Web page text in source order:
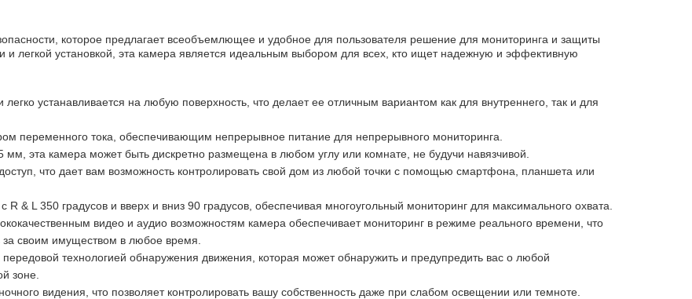
которое предлагает всеобъемлющее и удобное для пользователя решение для мониторинга и защиты
легкой установкой, эта камера является идеальным выбором для всех, кто ищет надежную и эффективную
устанавливается на любую поверхность, что делает ее отличным вариантом как для внутреннего, так и для
переменного тока, обеспечивающим непрерывное питание для непрерывного мониторинга.
эта камера может быть дискретно размещена в любом углу или комнате, не будучи навязчивой.
что дает вам возможность контролировать свой дом из любой точки с помощью смартфона, планшета или
& L 350 градусов и вверх и вниз 90 градусов, обеспечивая многоугольный мониторинг для максимального охвата.
видео и аудио возможностям камера обеспечивает мониторинг в режиме реального времени, что
за своим имуществом в любое время.
технологией обнаружения движения, которая может обнаружить и предупредить вас о любой
зоне.
видения, что позволяет контролировать вашу собственность даже при слабом освещении или темноте.